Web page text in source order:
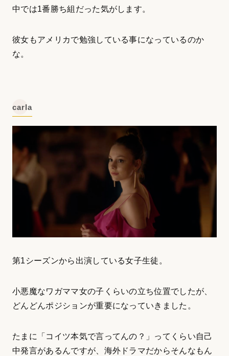
中では1番勝ち組だった気がします。
彼女もアメリカで勉強している事になっているのか
な。
carla
第1シーズンから出演している女子生徒。
小悪魔なワガママ女の子くらいの立ち位置でしたが、
どんどんポジションが重要になっていきました。
たまに「コイツ本気で言ってんの？」ってくらい自己
中発言があるんですが、海外ドラマだからそんなもん